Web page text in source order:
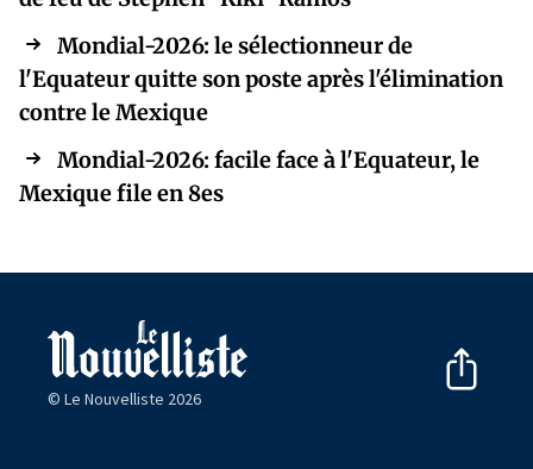
Mondial-2026: le sélectionneur de
l'Equateur quitte son poste après l'élimination
contre le Mexique
Mondial-2026: facile face à l'Equateur, le
Mexique file en 8es
© Le Nouvelliste 2026